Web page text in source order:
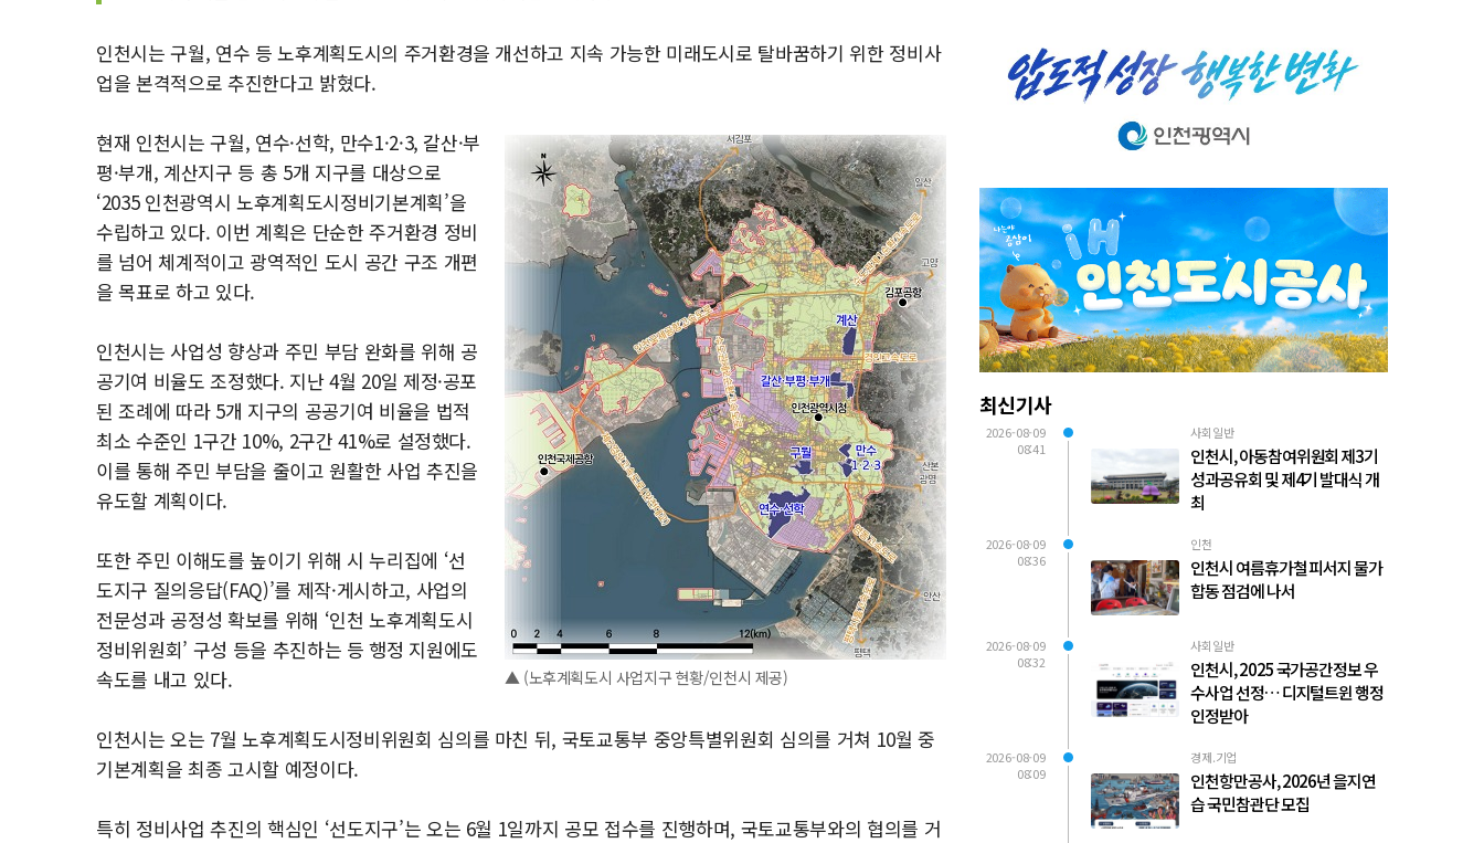
인천시는 구월, 연수 등 노후계획도시의 주거환경을 개선하고 지속 가능한 미래도시로 탈바꿈하기 위한 정비사
업을 본격적으로 추진한다고 밝혔다.
▲ (노후계획도시 사업지구 현황/인천시 제공)
현재 인천시는 구월, 연수·선학, 만수1·2·3, 갈산·부
평·부개, 계산지구 등 총 5개 지구를 대상으로
‘2035 인천광역시 노후계획도시정비기본계획’을
수립하고 있다. 이번 계획은 단순한 주거환경 정비
를 넘어 체계적이고 광역적인 도시 공간 구조 개편
을 목표로 하고 있다.
인천시는 사업성 향상과 주민 부담 완화를 위해 공
공기여 비율도 조정했다. 지난 4월 20일 제정·공포
된 조례에 따라 5개 지구의 공공기여 비율을 법적
최소 수준인 1구간 10%, 2구간 41%로 설정했다.
이를 통해 주민 부담을 줄이고 원활한 사업 추진을
유도할 계획이다.
또한 주민 이해도를 높이기 위해 시 누리집에 ‘선
도지구 질의응답(FAQ)’를 제작·게시하고, 사업의
전문성과 공정성 확보를 위해 ‘인천 노후계획도시
정비위원회’ 구성 등을 추진하는 등 행정 지원에도
속도를 내고 있다.
인천시는 오는 7월 노후계획도시정비위원회 심의를 마친 뒤, 국토교통부 중앙특별위원회 심의를 거쳐 10월 중
기본계획을 최종 고시할 예정이다.
특히 정비사업 추진의 핵심인 ‘선도지구’는 오는 6월 1일까지 공모 접수를 진행하며, 국토교통부와의 협의를 거
최신기사
2026-08-09
08:41
사회일반
인천시, 아동참여위원회 제3기
성과공유회 및 제4기 발대식 개
최
2026-08-09
08:36
인천
인천시 여름휴가철 피서지 물가
합동 점검에 나서
2026-08-09
08:32
사회일반
인천시, 2025 국가공간정보 우
수사업 선정… 디지털트윈 행정
인정받아
2026-08-09
08:09
경제.기업
인천항만공사, 2026년 을지연
습 국민참관단 모집